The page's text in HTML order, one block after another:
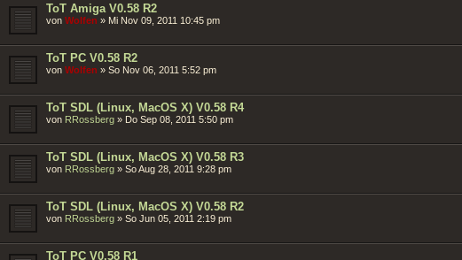
ToT Amiga V0.58 R2
von Wolfen » Mi Nov 09, 2011 10:45 pm
ToT PC V0.58 R2
von Wolfen » So Nov 06, 2011 5:52 pm
ToT SDL (Linux, MacOS X) V0.58 R4
von RRossberg » Do Sep 08, 2011 5:50 pm
ToT SDL (Linux, MacOS X) V0.58 R3
von RRossberg » So Aug 28, 2011 9:28 pm
ToT SDL (Linux, MacOS X) V0.58 R2
von RRossberg » So Jun 05, 2011 2:19 pm
ToT PC V0.58 R1